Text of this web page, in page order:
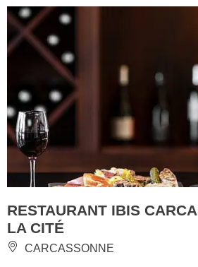
RESTAURANT IBIS
LA CITÉ
CARCASSONNE